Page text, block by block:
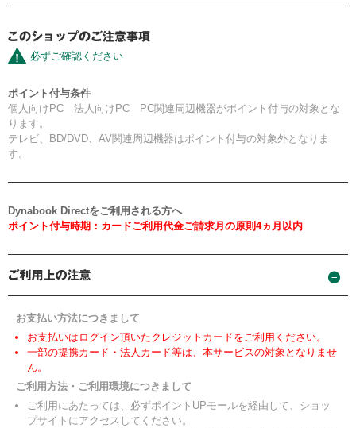
必ずご確認ください
ポイント付与条件
個人向けPC 法人向けPC PC関連周辺機器がポイント付与の対象とな
ります。
テレビ、BD/DVD、AV関連周辺機器はポイント付与の対象外となりま
す。
Dynabook Directをご利用される方へ
ポイント付与時期：カードご利用代金ご請求月の原則4ヵ月以内
お支払い方法につきまして
お支払いはログイン頂いたクレジットカードをご利用ください。
一部の提携カード・法人カード等は、本サービスの対象となりませ
ん。
ご利用方法・ご利用環境につきまして
ご利用にあたっては、必ずポイントUPモールを経由して、ショッ
プサイトにアクセスしてください。